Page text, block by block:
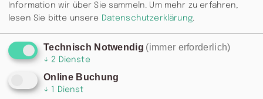
Information wir über Sie sammeln. Um mehr zu erfahren,
lesen Sie bitte unsere Datenschutzerklärung.
Technisch Notwendig (immer erforderlich)
↓ 2 Dienste
Online Buchung
↓ 1 Dienst